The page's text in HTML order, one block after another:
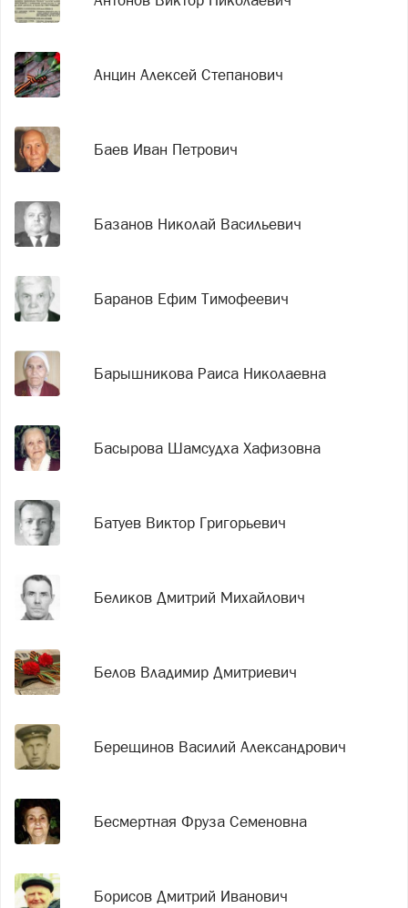
Анцин Алексей Степанович
Баев Иван Петрович
Базанов Николай Васильевич
Баранов Ефим Тимофеевич
Барышникова Раиса Николаевна
Басырова Шамсудха Хафизовна
Батуев Виктор Григорьевич
Беликов Дмитрий Михайлович
Белов Владимир Дмитриевич
Берещинов Василий Александрович
Бесмертная Фруза Семеновна
Борисов Дмитрий Иванович